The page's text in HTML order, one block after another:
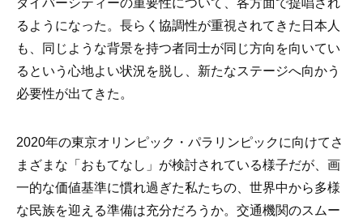
ダイバーシティーの重要性について、各方面で提唱され
るようになった。長らく協調性が重視されてきた日本人
も、同じような背景を持つ者同士が同じ方向を向いてい
るという心地よい状況を脱し、新たなステージへ向かう
必要性が出てきた。
2020年の東京オリンピック・パラリンピックに向けてさ
まざまな「おもてなし」が検討されている様子だが、画
一的な価値基準に慣れ過ぎた私たちの、世界中から多様
な民族を迎える準備は充分だろうか。交通機関のスムー